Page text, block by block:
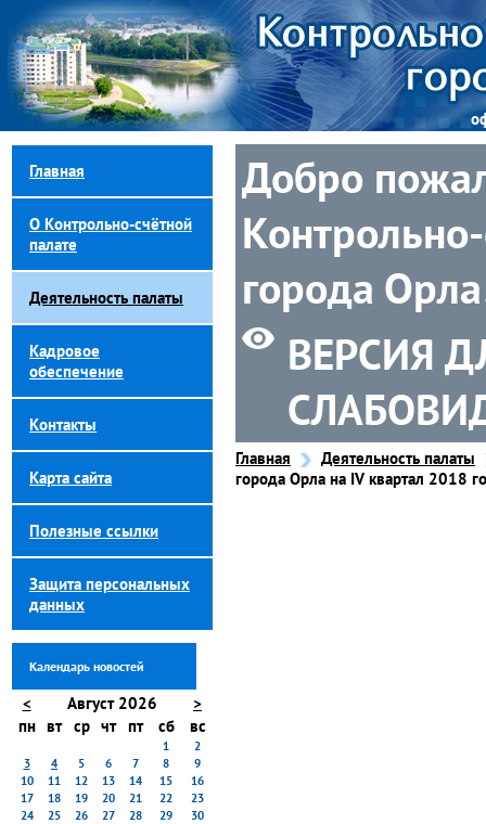
Главная
О Контрольно-счётной
палате
Деятельность палаты
Кадровое
обеспечение
Контакты
Карта сайта
Полезные ссылки
Защита персональных
данных
Календарь новостей
< Август 2026
>
пн вт ср чт пт сб вс
1
2
3
4 5 6 7 8
9
10
11 12 13 14 15
16
17
18 19 20 21 22
23
24
25 26 27 28 29
30
Добро
города
ВЕРСИЯ
Главная
Деятельность палаты
города Орла на IV квартал 2018